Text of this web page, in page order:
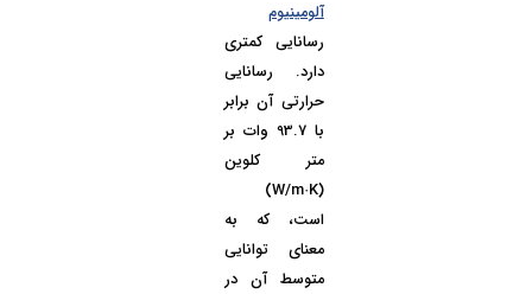
آلومینیوم
رسانایی کمتری
دارد. رسانایی
حرارتی آن برابر
با 93.7 وات بر
متر کلوین
(W/m·K)
است، که به
معنای توانایی
متوسط آن در